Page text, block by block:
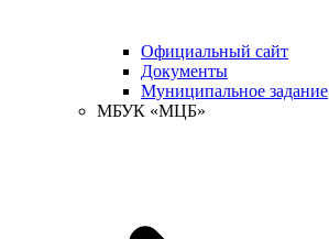
Официальный сайт
Документы
Муниципальное задание
МБУК «МЦБ»